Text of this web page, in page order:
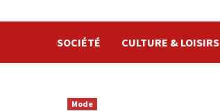
SOCIÉTÉ CULTURE & LOISIRS
Mode